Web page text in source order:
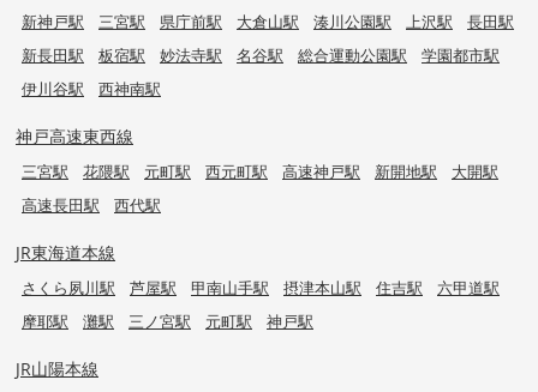
新神戸駅 三宮駅 県庁前駅 大倉山駅 湊川公園駅 上沢駅
長田駅
新長田駅
板宿駅 妙法寺駅 名谷駅 総合運動公園駅
学園都市駅
伊川谷駅
西神南駅
神戸高速東西線
三宮駅 花隈駅 元町駅 西元町駅 高速神戸駅 新開地駅
大開駅
高速長田駅
西代駅
JR東海道本線
さくら夙川駅 芦屋駅 甲南山手駅 摂津本山駅 住吉駅
六甲道駅
摩耶駅
灘駅 三ノ宮駅 元町駅 神戸駅
JR山陽本線